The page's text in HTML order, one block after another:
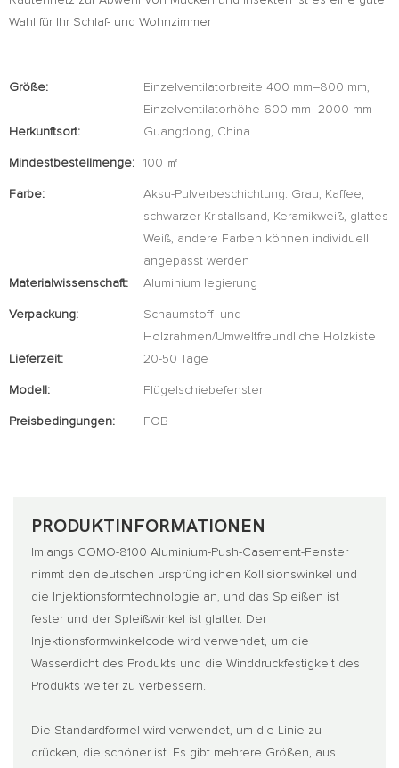
Wahl für Ihr Schlaf- und Wohnzimmer
Größe:
Einzelventilatorbreite 400 mm–800 mm,
Einzelventilatorhöhe 600 mm–2000 mm
Herkunftsort:
Guangdong, China
Mindestbestellmenge: 100 ㎡
Farbe:
Aksu-Pulverbeschichtung: Grau, Kaffee,
schwarzer Kristallsand, Keramikweiß, glattes
Weiß, andere Farben können individuell
angepasst werden
Materialwissenschaft:
Aluminium legierung
Verpackung:
Schaumstoff- und
Holzrahmen/Umweltfreundliche Holzkiste
Lieferzeit:
20-50 Tage
Modell: Flügelschiebefenster
Preisbedingungen: FOB
PRODUKTINFORMATIONEN
Imlangs COMO-8100 Aluminium-Push-Casement-Fenster
nimmt den deutschen ursprünglichen Kollisionswinkel und
die Injektionsformtechnologie an, und das Spleißen ist
fester und der Spleißwinkel ist glatter. Der
Injektionsformwinkelcode wird verwendet, um die
Wasserdicht des Produkts und die Winddruckfestigkeit des
Produkts weiter zu verbessern.
Die Standardformel wird verwendet, um die Linie zu
drücken, die schöner ist. Es gibt mehrere Größen, aus